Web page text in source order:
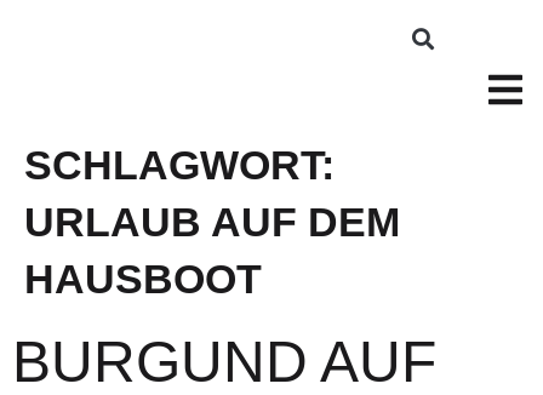
SCHLAGWORT:
URLAUB AUF DEM
HAUSBOOT
BURGUND AUF